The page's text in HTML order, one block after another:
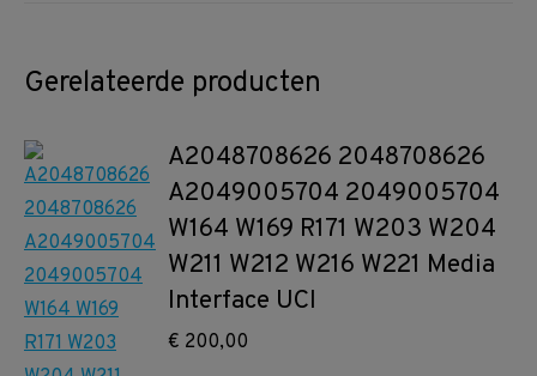
Gerelateerde producten
A2048708626 2048708626
A2049005704 2049005704
W164 W169 R171 W203 W204
W211 W212 W216 W221 Media
Interface UCI
€ 200,00